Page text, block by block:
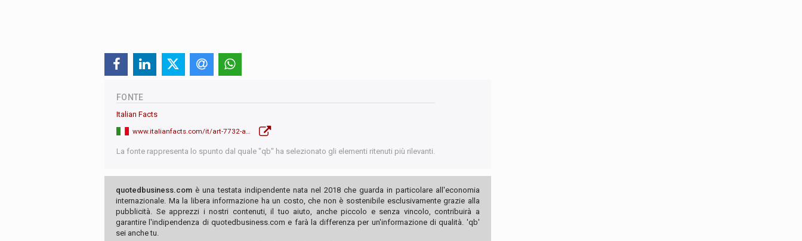
FONTE
Italian Facts
www.italianfacts.com/it/art-7732-addio-a-camillo-ruini
La fonte rappresenta lo spunto dal quale "qb" ha selezionato gli elementi ritenuti più rilevanti.
quotedbusiness.com è una testata indipendente nata nel 2018 che guarda in particolare all'economia
internazionale. Ma la libera informazione ha un costo, che non è sostenibile esclusivamente grazie alla
pubblicità. Se apprezzi i nostri contenuti, il tuo aiuto, anche piccolo e senza vincolo, contribuirà a
garantire l'indipendenza di quotedbusiness.com e farà la differenza per un'informazione di qualità. 'qb'
sei anche tu.